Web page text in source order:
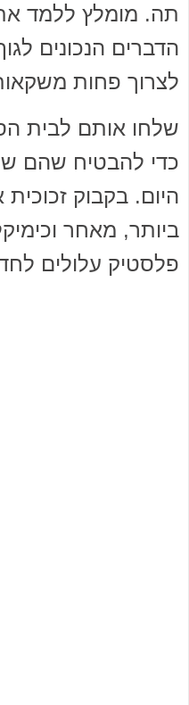
תה. מומלץ ללמד
הדברים הנכונים
לצרוך פחות
שלחו אותם לבית
כדי להבטיח שהם
היום. בקבוק
ביותר, מאחר
פלסטיק עלולים